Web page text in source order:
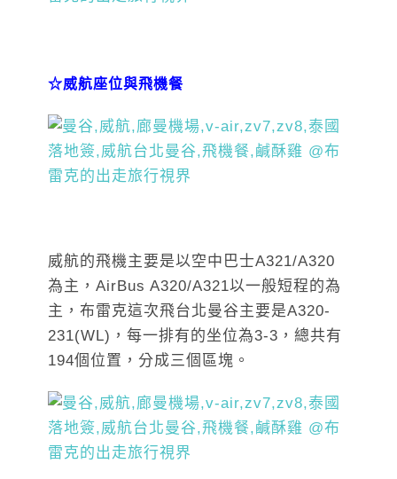
☆威航座位與飛機餐
威航的飛機主要是以空中巴士A321/A320
為主，AirBus A320/A321以一般短程的為
主，布雷克這次飛台北曼谷主要是A320-
231(WL)，每一排有的坐位為3-3，總共有
194個位置，分成三個區塊。